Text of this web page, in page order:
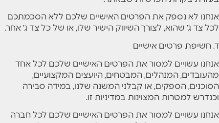
אנחנו לא נספק את הפרטים האישיים שלכם ללא הסכמתכם
לכל צד ג’ שהוא, לצורך השיווק הישיר שלו, או של כל צד ג’ אחר.
ד. חשיפת פרטים אישיים
אנחנו עשויים למסור את הפרטים האישיים שלכם לכל אחד
מהעובדים, המנהלים, המבטחים, היועצים המקצועיים,
הסוכנים, הספקים, או קבלני המשנה שלנו, במידה סבירה
וכנדרש למטרות המצוינות במדיניות זו.
אנחנו עשויים למסור את הפרטים האישיים שלכם לכל חברה